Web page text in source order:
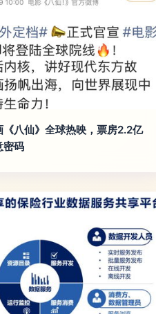
八仙》全球热映，票房2.2亿
密码